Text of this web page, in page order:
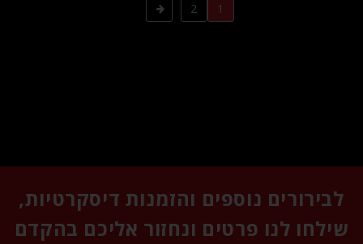
1
2
לבירורים נוספים והזמנות דיסקרטיות,
שילחו לנו פרטים ונחזור אליכם בהקדם